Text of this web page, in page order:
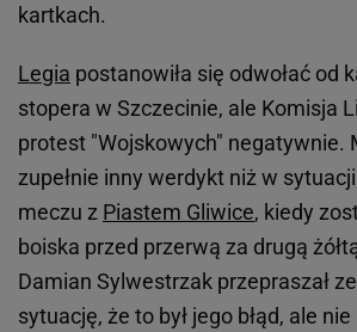
kartkach.
Legia postanowiła się odwołać od
stopera w Szczecinie, ale Komisja
protest "Wojskowych" negatywnie.
zupełnie inny werdykt niż w
meczu z Piastem Gliwice, kiedy
boiska przed przerwą za drugą
Damian Sylwestrzak przepraszał
sytuację, że to był jego błąd, ale